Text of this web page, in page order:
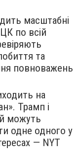
масштабні
по всій
та
повноважень
на
Трамп і
можуть
одне одного у
— NYT